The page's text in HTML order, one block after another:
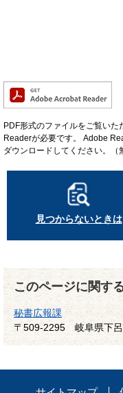
PDF形式のファイルをご覧い
Readerが必要です。
Adobe
ダウンロードしてください。（
見つからないときは
このページに関す
秘書広報課
〒509-2295
岐阜県下